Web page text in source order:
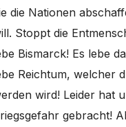
die Nationen
Stoppt die
Bismarck! Es lebe
Reichtum, welcher
wird! Leider hat
gebracht!